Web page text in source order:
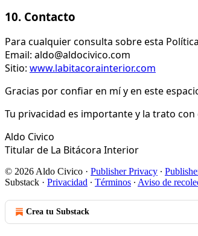
10. Contacto
Para cualquier consulta sobre esta
Email: aldo@aldocivico.com
Sitio: www.labitacorainterior.com
Gracias por confiar en mí y en este
Tu privacidad es importante y la trato
Aldo Civico
Titular de La Bitácora Interior
© 2026 Aldo Civico · Publisher Privacy ∙
Substack · Privacidad ∙ Términos ∙ Aviso de
Crea tu Substack